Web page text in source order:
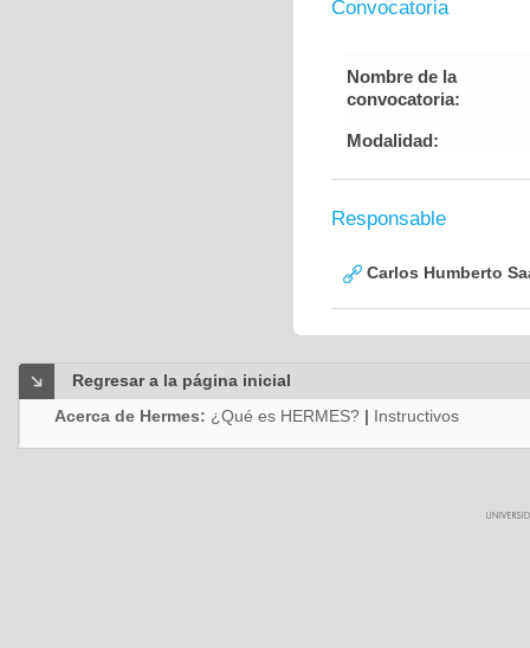
Convocatoria
Nombre de la
convocatoria:
Modalidad:
Responsable
Carlos Humberto
Regresar a la página inicial
Acerca de Hermes: ¿Qué es HERMES? | Instructivos